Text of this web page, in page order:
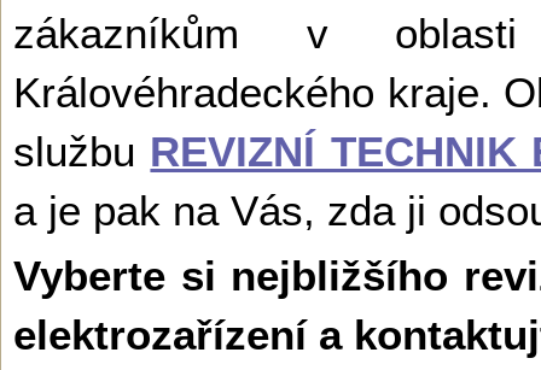
zákazníkům v
Královéhradeckého kraje.
službu REVIZNÍ TECHNIK
a je pak na Vás, zda ji
Vyberte si nejbližšího
elektrozařízení a